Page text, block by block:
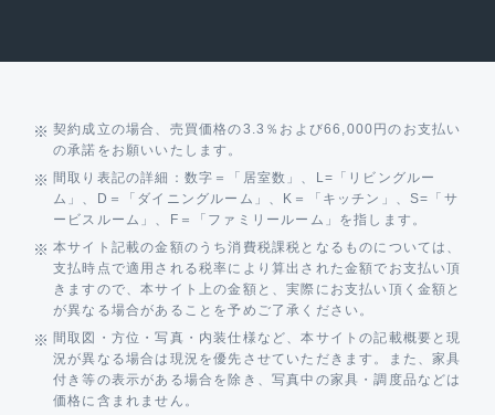
契約成立の場合、売買価格の3.3％および66,000円のお支払い
の承諾をお願いいたします。
間取り表記の詳細：数字＝「居室数」、L=「リビングルー
ム」、D＝「ダイニングルーム」、K＝「キッチン」、S=「サ
ービスルーム」、F＝「ファミリールーム」を指します。
本サイト記載の金額のうち消費税課税となるものについては、
支払時点で適用される税率により算出された金額でお支払い頂
きますので、本サイト上の金額と、実際にお支払い頂く金額と
が異なる場合があることを予めご了承ください。
間取図・方位・写真・内装仕様など、本サイトの記載概要と現
況が異なる場合は現況を優先させていただきます。また、家具
付き等の表示がある場合を除き、写真中の家具・調度品などは
価格に含まれません。